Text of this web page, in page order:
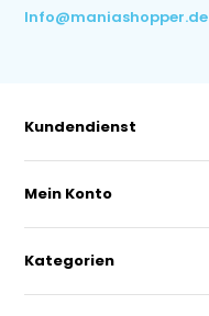
Info@maniashopper.de
Kundendienst
Mein Konto
Kategorien